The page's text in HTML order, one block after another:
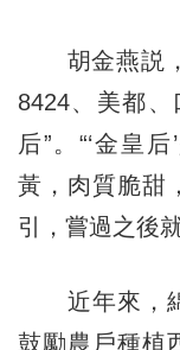
胡金燕説，
8424、美都
后”。“‘金皇
黃，肉質脆甜
引，嘗過之後
近年來，綿
鼓勵農戶種植